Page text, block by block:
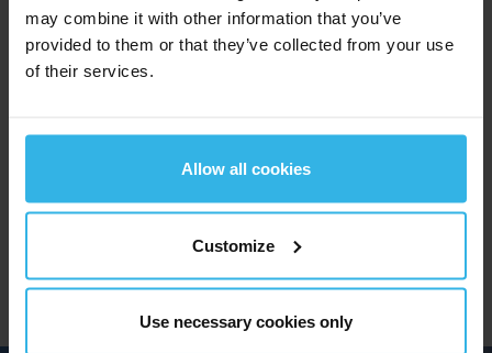
may combine it with other information that you’ve
provided to them or that they’ve collected from your use
of their services.
Allow all cookies
Customize
Use necessary cookies only
Cargas grandes, valores importantes: su sistema
de grúas también debe proporcionar una
amortiguación segura de las posiciones finales y
GrupoStabilus, evitará daños en la instalación y
posibles riesgos graves para las personas y los
materiales.